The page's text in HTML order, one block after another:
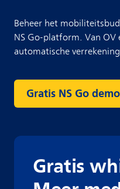
Beheer het
NS Go-platform. Van OV
automatische
Gratis NS Go
Gratis